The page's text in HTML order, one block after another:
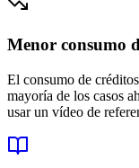
Menor consumo
El consumo de
mayoría de los casos
usar un vídeo de